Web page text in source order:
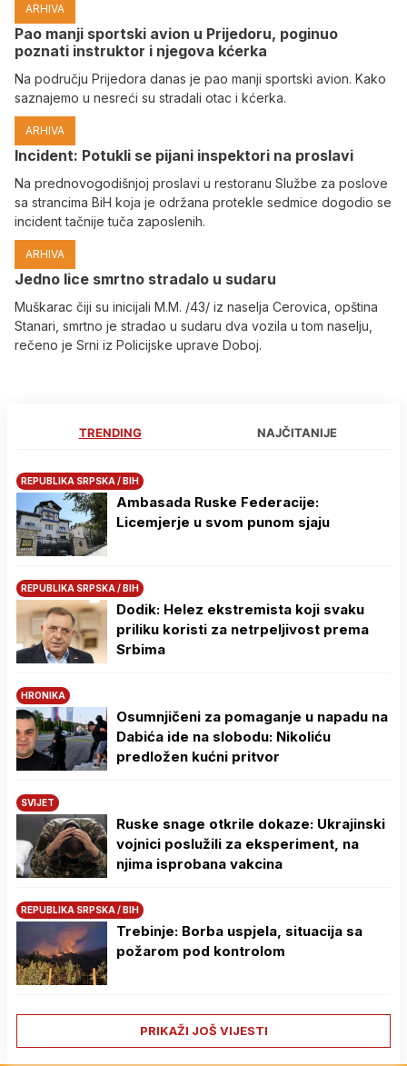
ARHIVA
Pao manji sportski avion u Prijedoru, poginuo
poznati instruktor i njegova kćerka
Na području Prijedora danas je pao manji sportski avion. Kako
saznajemo u nesreći su stradali otac i kćerka.
ARHIVA
Incident: Potukli se pijani inspektori na proslavi
Na prednovogodišnjoj proslavi u restoranu Službe za poslove
sa strancima BiH koja je održana protekle sedmice dogodio se
incident tačnije tuča zaposlenih.
ARHIVA
Јedno lice smrtno stradalo u sudaru
Muškarac čiji su inicijali M.M. /43/ iz naselja Cerovica, opština
Stanari, smrtno je stradao u sudaru dva vozila u tom naselju,
rečeno je Srni iz Policijske uprave Doboj.
TRENDING NAJČITANIJE
REPUBLIKA SRPSKA / BIH
Ambasada Ruske Federacije:
Licemjerje u svom punom sjaju
REPUBLIKA SRPSKA / BIH
Dodik: Helez ekstremista koji svaku
priliku koristi za netrpeljivost prema
Srbima
HRONIKA
Osumnjičeni za pomaganje u napadu na
Dabića ide na slobodu: Nikoliću
predložen kućni pritvor
SVIJET
Ruske snage otkrile dokaze: Ukrajinski
vojnici poslužili za eksperiment, na
njima isprobana vakcina
REPUBLIKA SRPSKA / BIH
Trebinje: Borba uspjela, situacija sa
požarom pod kontrolom
PRIKAŽI JOŠ VIJESTI